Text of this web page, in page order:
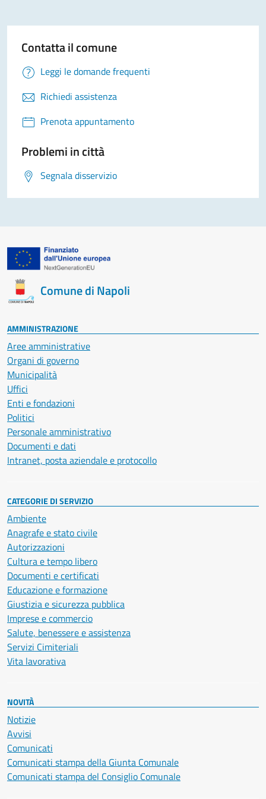
Contatta il comune
Leggi le domande frequenti
Richiedi assistenza
Prenota appuntamento
Problemi in città
Segnala disservizio
Comune di Napoli
AMMINISTRAZIONE
Aree amministrative
Organi di governo
Municipalità
Uffici
Enti e fondazioni
Politici
Personale amministrativo
Documenti e dati
Intranet, posta aziendale e protocollo
CATEGORIE DI SERVIZIO
Ambiente
Anagrafe e stato civile
Autorizzazioni
Cultura e tempo libero
Documenti e certificati
Educazione e formazione
Giustizia e sicurezza pubblica
Imprese e commercio
Salute, benessere e assistenza
Servizi Cimiteriali
Vita lavorativa
NOVITÀ
Notizie
Avvisi
Comunicati
Comunicati stampa della Giunta Comunale
Comunicati stampa del Consiglio Comunale